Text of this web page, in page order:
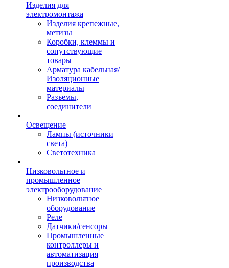
Изделия для
электромонтажа
Изделия крепежные,
метизы
Коробки, клеммы и
сопутствующие
товары
Арматура кабельная/
Изоляционные
материалы
Разъемы,
соединители
Освещение
Лампы (источники
света)
Светотехника
Низковольтное и
промышленное
электрооборудование
Низковольтное
оборудование
Реле
Датчики/сенсоры
Промышленные
контроллеры и
автоматизация
производства